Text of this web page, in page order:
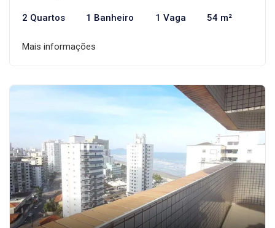
2 Quartos 1 Banheiro 1 Vaga 54 m²
Mais informações